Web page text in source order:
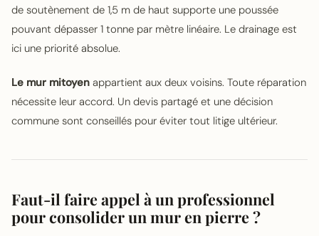
de soutènement de 1,5 m de haut supporte une poussée
pouvant dépasser 1 tonne par mètre linéaire. Le drainage est
ici une priorité absolue.
Le mur mitoyen appartient aux deux voisins. Toute réparation
nécessite leur accord. Un devis partagé et une décision
commune sont conseillés pour éviter tout litige ultérieur.
Faut-il faire appel à un professionnel
pour consolider un mur en pierre ?